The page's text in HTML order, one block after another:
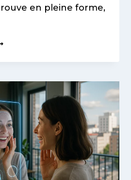
en pleine forme,